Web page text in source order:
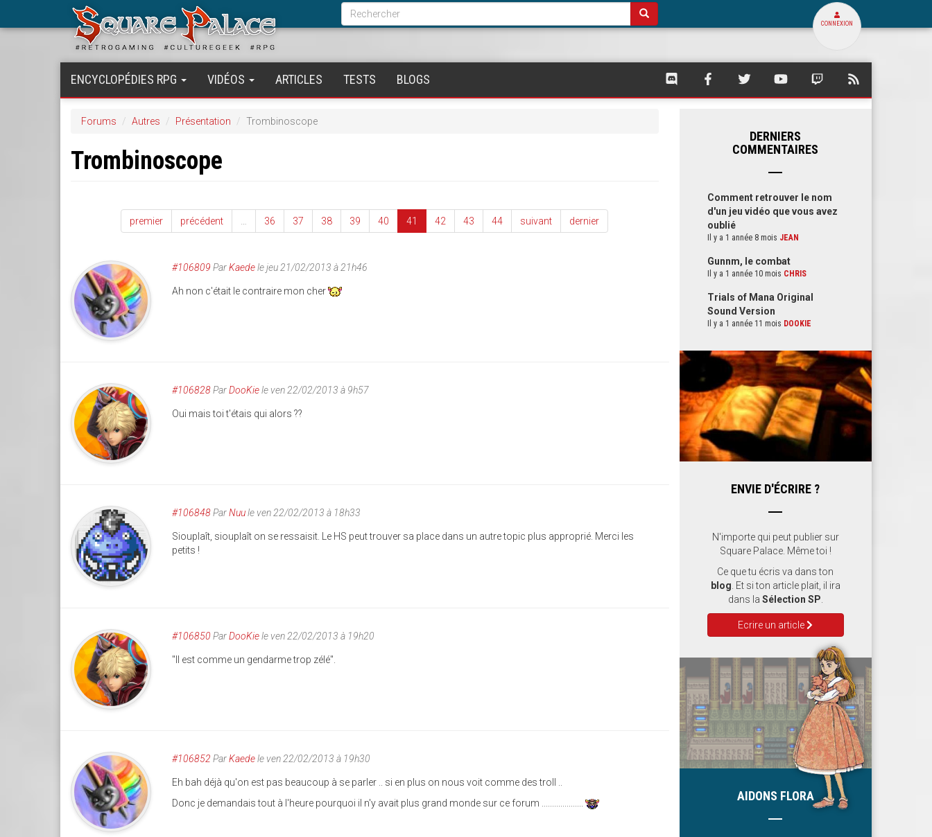
Formulaire
de
recherche
Rechercher
CONNEXION
ENCYCLOPÉDIES RPG VIDÉOS ARTICLES TESTS BLOGS
SQUARE
SQUARE SQUARE SQUARE SQUARE
Forums Autres Présentation Trombinoscope
Trombinoscope
premier précédent 36 37 38 39 40 41 42 43 44 suivant dernier
#106809 ParKaedele jeu 21/02/2013 à 21h46
Ah non c'était le contraire mon cher
#106828ParDooKiele ven 22/02/2013 à 9h57
Oui mais toi t'étais qui alors ??
#106848ParNuule ven 22/02/2013 à 18h33
Siouplaît, siouplaît on se ressaisit. Le HS peut trouver sa place dans un autre topic plus approprié. Merci les
petits !
#106850 ParDooKiele ven 22/02/2013 à 19h20
"Il est comme un gendarme trop zélé".
#106852 ParKaedele ven 22/02/2013 à 19h30
Eh bah déjà qu'on est pas beaucoup à se parler .. si en plus on nous voit comme des troll ..
Donc je demandais tout à l'heure pourquoi il n'y avait plus grand monde sur ce forum ....................
DERNIERS
COMMENTAIRES
Comment retrouver le nom
d'un jeu vidéo que vous avez
oublié
Il y a 1 année 8 mois JEAN
Gunnm, le combat
Il y a 1 année 10 mois CHRIS
Trials of Mana Original
Sound Version
Il y a 1 année 11 mois DOOKIE
ENVIE D'ÉCRIRE ?
N'importe qui peut publier sur
Square Palace. Même toi !
Ce que tu écris va dans ton
blog . Et si ton article plait, il ira
dans la Sélection SP
Ecrire un article
AIDONS FLORA